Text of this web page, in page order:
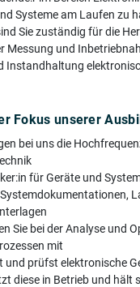
Systeme am Laufen zu
Sie zuständig für die
Messung und
Instandhaltung
Fokus unserer
bei uns die
für Geräte und
Sie bei der Analyse und
mit
und prüfst elektronische
diese in Betrieb und hält